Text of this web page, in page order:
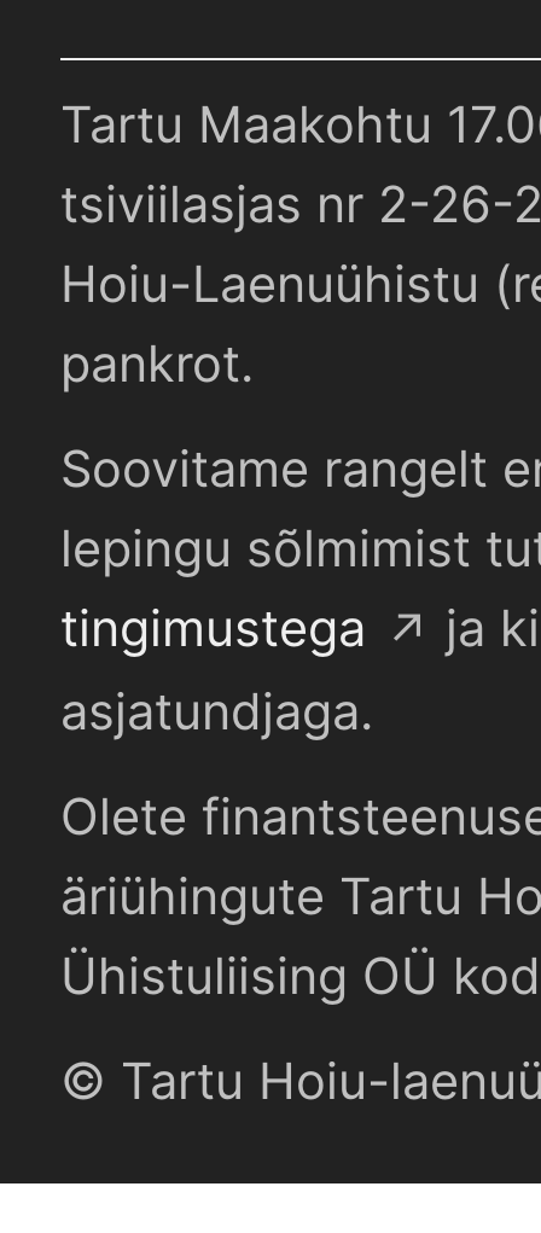
Tartu Maakohtu
tsiviilasjas nr 2-26-
Hoiu-Laenuühistu
pankrot.
Soovitame rangelt
lepingu sõlmimist
tingimustega
ja
asjatundjaga.
Olete
äriühingute Tartu
Ühistuliising OÜ
© Tartu Hoiu-